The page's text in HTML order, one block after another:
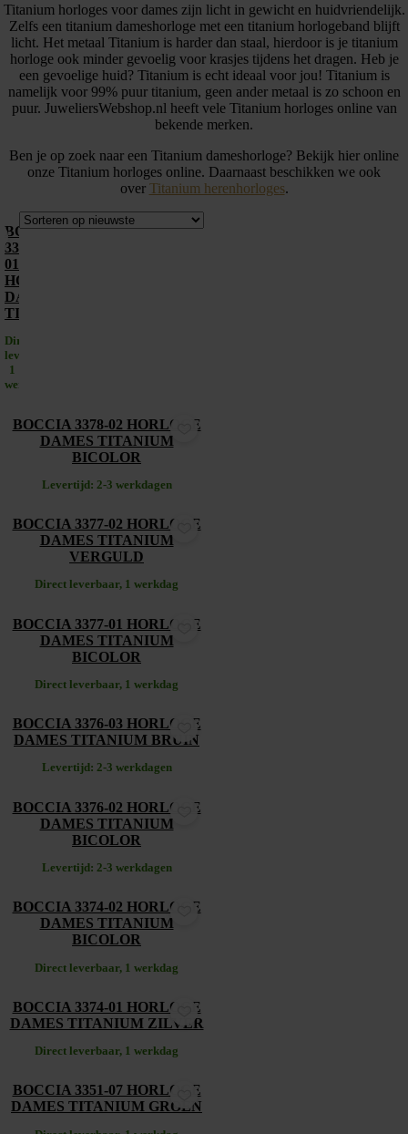
Titanium horloges voor dames zijn licht in gewicht en huidvriendelijk.
Zelfs een titanium dameshorloge met een titanium horlogeband blijft
licht. Het metaal Titanium is harder dan staal, hierdoor is je titanium
horloge ook minder gevoelig voor krasjes tijdens het dragen. Heb je
een gevoelige huid? Titanium is echt ideaal voor jou! Titanium is
namelijk voor 99% puur titanium, geen ander metaal is zo schoon en
puur. JuweliersWebshop.nl heeft vele Titanium horloges online van
bekende merken.
Ben je op zoek naar een Titanium dameshorloge? Bekijk hier online
onze Titanium horloges online. Daarnaast beschikken we ook
over Titanium herenhorloges.
BOCCIA
3378-
01
HORLOGE
DAMES
TITANIUM
Direct
leverbaar,
1
werkdag
BOCCIA 3378-02 HORLOGE
DAMES TITANIUM
BICOLOR
Levertijd: 2-3 werkdagen
€209,00
BOCCIA 3377-02 HORLOGE
DAMES TITANIUM
VERGULD
Direct leverbaar, 1 werkdag
€189,00
BOCCIA 3377-01 HORLOGE
DAMES TITANIUM
BICOLOR
Direct leverbaar, 1 werkdag
€239,00
BOCCIA 3376-03 HORLOGE
DAMES TITANIUM BRUIN
Levertijd: 2-3 werkdagen
€219,00
BOCCIA 3376-02 HORLOGE
DAMES TITANIUM
BICOLOR
Levertijd: 2-3 werkdagen
€199,00
BOCCIA 3374-02 HORLOGE
DAMES TITANIUM
BICOLOR
Direct leverbaar, 1 werkdag
€169,00
BOCCIA 3374-01 HORLOGE
DAMES TITANIUM ZILVER
Direct leverbaar, 1 werkdag
€149,00
BOCCIA 3351-07 HORLOGE
DAMES TITANIUM GROEN